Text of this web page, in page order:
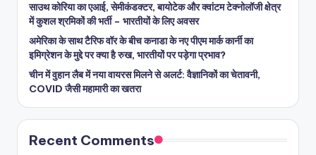
साउथ कोरिया का एआई, सेमीकंडक्टर, बायोटेक और क्वांटम टेक्नोलॉजी क्षेत्र
में कुशल श्रमिकों की भर्ती – भारतीयों के लिए अवसर
अमेरिका के साथ टैरिफ वॉर के बीच कनाडा के नए पीएम मार्क कार्नी का
इमिग्रेशन के मुद्दे पर क्या है रुख, भारतीयों पर पड़ेगा प्रभाव?
चीन में वुहान लैब में नया वायरस मिलने से अलर्ट: वैज्ञानिकों का चेतावनी,
COVID जैसी महामारी का खतरा
Recent Comments